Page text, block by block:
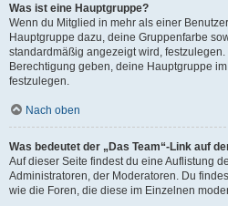
Was ist eine Hauptgruppe?
Wenn du Mitglied in mehr als einer
Hauptgruppe dazu, deine Gruppenfarbe
standardmäßig angezeigt wird,
Berechtigung geben, deine Hauptgruppe
festzulegen.
Nach oben
Was bedeutet der „Das Team“-Link auf
Auf dieser Seite findest du eine Auflistung
Administratoren, der Moderatoren. Du
wie die Foren, die diese im Einzelnen